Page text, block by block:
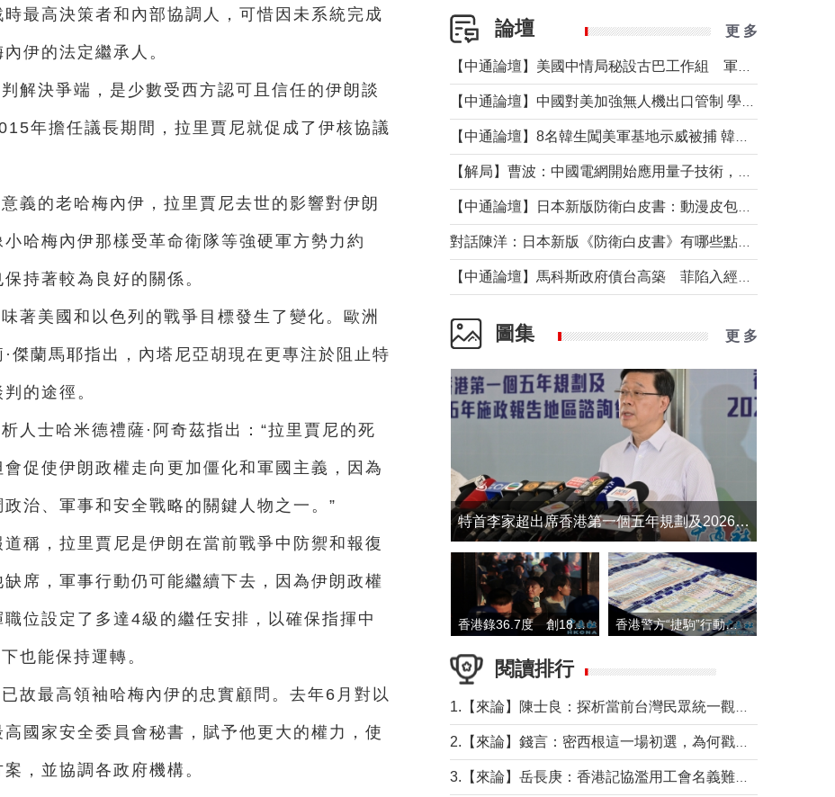
最高決策者和內部協調人，可惜因未系統完成
伊的法定繼承人。
解決爭端，是少數受西方認可且信任的伊朗談
年擔任議長期間，拉里賈尼就促成了伊核協議
義的老哈梅內伊，拉里賈尼去世的影響對伊朗
哈梅內伊那樣受革命衛隊等強硬軍方勢力‌約
持著較為良好的關係。
著美國和以色列的戰爭目標發生了變化。歐洲
傑蘭馬耶指出，內塔尼亞胡現在更專注於阻止特
的途徑。
人士哈米德禮薩·阿奇茲指出：“拉里賈尼的死
促使伊朗政權走向更加僵化和軍國主義，因為
治、軍事和安全戰略的關鍵人物之一。”
稱，拉里賈尼是伊朗在當前戰爭中防禦和報復
席，軍事行動仍可能繼續下去，因為伊朗政權
位設定了多達4級的繼任安排，以確保指揮中
也能保持運轉。
故最高領袖哈梅內伊的忠實顧問。去年6月對以
國家安全委員會秘書，賦予他更大的權力，使
，並協調各政府機構。
論壇 更 多
圖集 更 多
​特首李家超出席香港第一個五年規劃及2026年《施政報告》地區諮詢會
香港錄36.7度 創1884年有紀錄以來最高溫 香港警方“捷駒”行動拘147人 涉洗黑錢逾6億元
閱讀排行